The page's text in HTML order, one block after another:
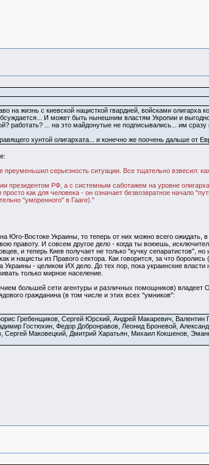
на жизнь с киевской нацисткой гвардией, войсками олигарха
И может быть нынешним властям Укропии и
работать? ... на это майдонутые не подписывались... им
хунтой олигархата... и конечно же поочень дальше от
серьезность ситуации. Все тщательно взвесил:
РФ, а с системным саботажем на уровне
как для человека - он означает безвозвратное начало
"уморенного" в Гааге)."
Юго-Востоке Украины, то теперь от них можно всего ожидать,
правоту. И совсем другое дело - когда ты воюешь,
и теперь Киев получает не только "кучку сепаратистов", но
нацисты из Правого сектора. Как говорится, за что боролись
- целиком ИХ дело. До тех пор, пока украинские
только мирное население.
большей сети агентуры и различных помощников)
гражданина (в том числе и этих всех "умников":
Гребенщиков, Сергей Юрский, Андрей Макаревич, Валентин
Гостюхин, Федор Добронравов, Леонид Броневой,
Маковецкий, Дмитрий Харатьян, Михаил Кокшенов,